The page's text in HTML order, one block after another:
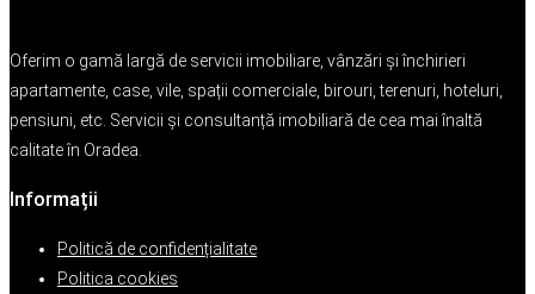
Oferim o gamă largă de servicii imobiliare, vânzări și închirieri
apartamente, case, vile, spații comerciale, birouri, terenuri, hoteluri,
pensiuni, etc. Servicii și consultanță imobiliară de cea mai înaltă
calitate în Oradea.
Informații
Politică de confidențialitate
Politica cookies